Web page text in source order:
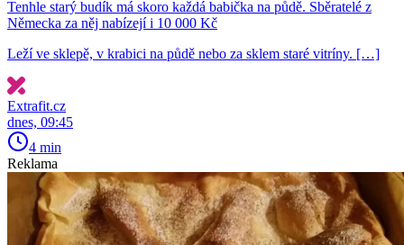
Tenhle starý budík má skoro každá babička na půdě. Sběratelé z
Německa za něj nabízejí i 10 000 Kč
Leží ve sklepě, v krabici na půdě nebo za sklem staré vitríny. […]
Extrafit.cz
dnes, 09:45
4 min
Reklama